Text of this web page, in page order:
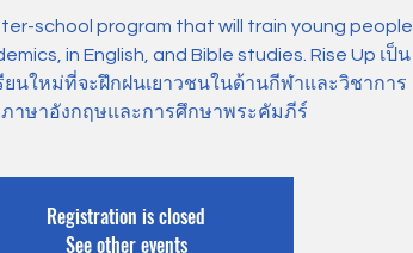
school program that will train young people
in English, and Bible studies. Rise Up เป็น
ยนใหม่ที่จะฝึกฝนเยาวชนในด้านกีฬาและวิชาการ
ภาษาอังกฤษและการศึกษาพระคัมภีร์
Registration is closed
See other events